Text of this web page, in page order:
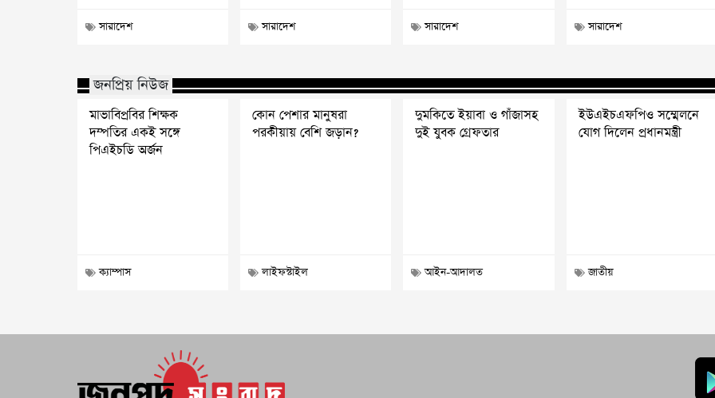
সারাদেশ সারাদেশ সারাদেশ সারাদেশ
জনপ্রিয় নিউজ
মাভাবিপ্রবির শিক্ষক
দম্পতির একই সঙ্গে
পিএইচডি অর্জন
ক্যাম্পাস
কোন পেশার মানুষরা
পরকীয়ায় বেশি জড়ান?
লাইফস্টাইল
দুমকিতে ইয়াবা ও গাঁজাসহ
দুই যুবক গ্রেফতার
আইন-আদালত
ইউএইচএফপিও সম্মেলনে
যোগ দিলেন প্রধানমন্ত্রী
জাতীয়